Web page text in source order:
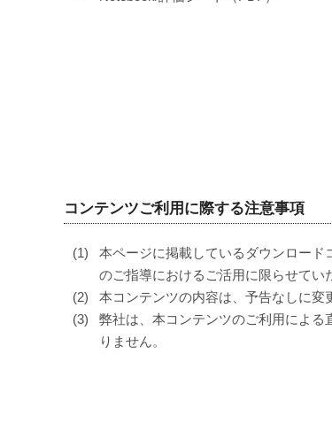
コンテンツご利用に際する注意事項
本ページに掲載しているダウンロー
のご指導におけるご活用に限らせてい
本コンテンツの内容は、予告なしに変
弊社は、本コンテンツのご利用によ
りません。